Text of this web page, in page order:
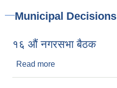
Municipal Decisions
१६ औं नगरसभा बैठक
Read more